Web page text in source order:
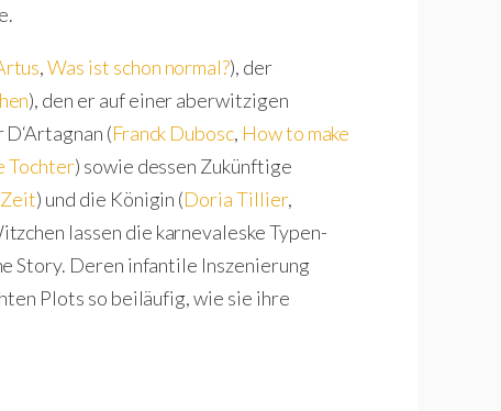
,Was ist schon normal?), der
), den er auf einer aberwitzigen
(Franck Dubosc, How to make
Tochter) sowie dessen Zukünftige
) und die Königin (Doria Tillier,
lassen die karnevaleske Typen-
Story. Deren infantile Inszenierung
Plots so beiläufig, wie sie ihre